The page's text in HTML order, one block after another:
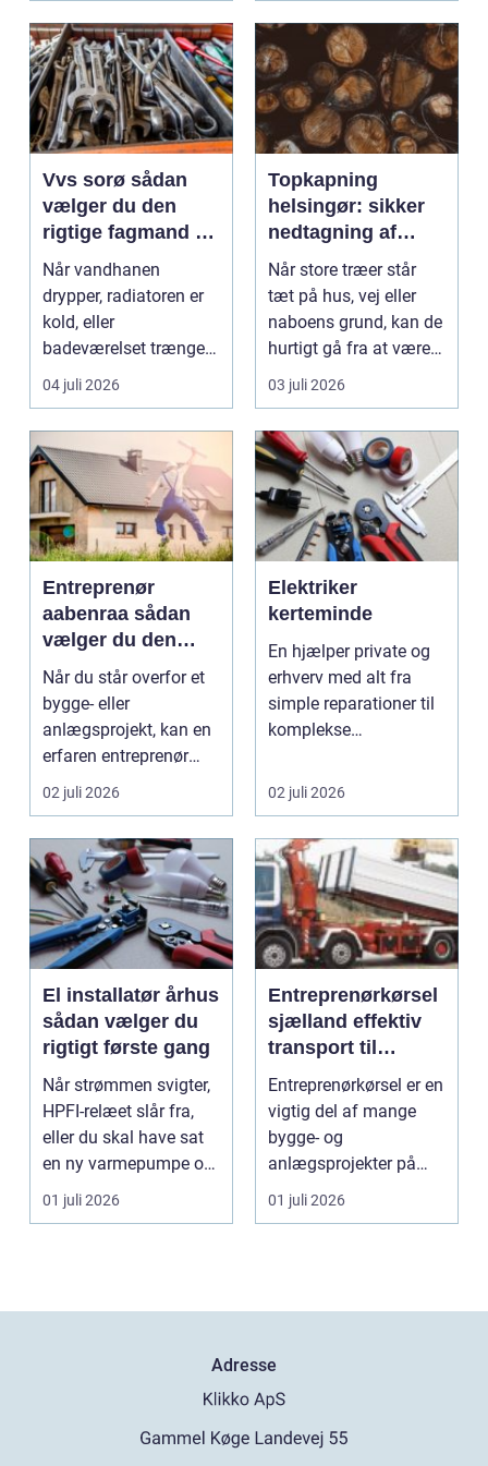
Vvs sorø sådan
vælger du den
rigtige fagmand til
vand, varme og
energi
Når vandhanen
drypper, radiatoren er
kold, eller
badeværelset trænger
til en gennemgribende
renoveri...
04 juli 2026
Topkapning
helsingør: sikker
nedtagning af
store og
besværlige træer
Når store træer står
tæt på hus, vej eller
naboens grund, kan de
hurtigt gå fra at være
smukke til a...
03 juli 2026
Entreprenør
aabenraa sådan
vælger du den
rette til dit projekt
Når du står overfor et
bygge- eller
anlægsprojekt, kan en
erfaren entreprenør
Aabenraa være
forskell...
02 juli 2026
Elektriker
kerteminde
En hjælper private og
erhverv med alt fra
simple reparationer til
komplekse
02 juli 2026
El installatør århus
sådan vælger du
rigtigt første gang
Når strømmen svigter,
HPFI-relæet slår fra,
eller du skal have sat
en ny varmepumpe op,
er en profes...
01 juli 2026
Entreprenørkørsel
sjælland effektiv
transport til
bygge- og
anlægsopgaver
Entreprenørkørsel er en
vigtig del af mange
bygge- og
anlægsprojekter på
Sjælland. Når jord skal
fly...
01 juli 2026
Adresse